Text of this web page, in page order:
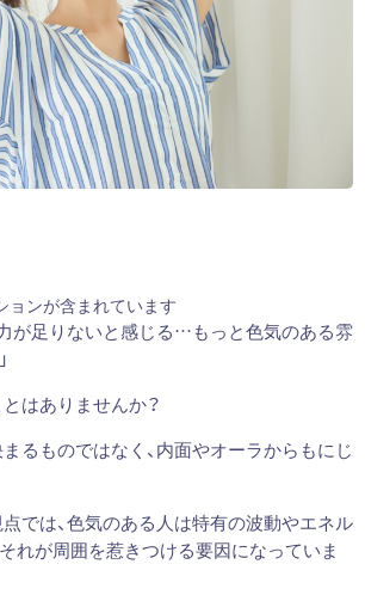
ョンが含まれています
が足りないと感じる…もっと色気のある雰
はありませんか？
るものではなく、内面やオーラからもにじ
では、色気のある人は特有の波動やエネル
れが周囲を惹きつける要因になっていま